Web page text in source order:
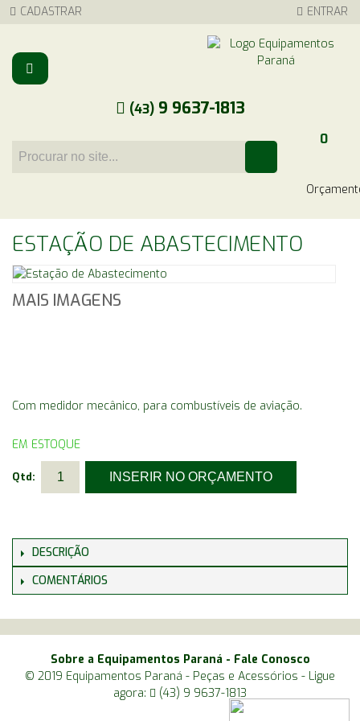
CADASTRAR ENTRAR
(43)9 9637-1813
Carrinho
0
ESTAÇÃO DE ABASTECIMENTO
MAIS IMAGENS
Com medidor mecânico, para combustíveis de aviação.
EM ESTOQUE
Qtd:
DESCRIÇÃO
COMENTÁRIOS
Sobre a Equipamentos Paraná - Fale Conosco
© 2019 Equipamentos Paraná - Peças e Acessórios - Ligue
agora:
(43) 9 9637-1813